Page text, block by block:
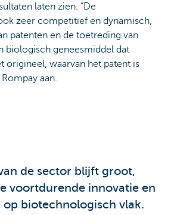
laten zien. “De
zeer competitief en dynamisch,
patenten en de toetreding van
biologisch geneesmiddel dat
origineel, waarvan het patent is
aan.
de sector blijft groot,
voortdurende innovatie en
biotechnologisch vlak.